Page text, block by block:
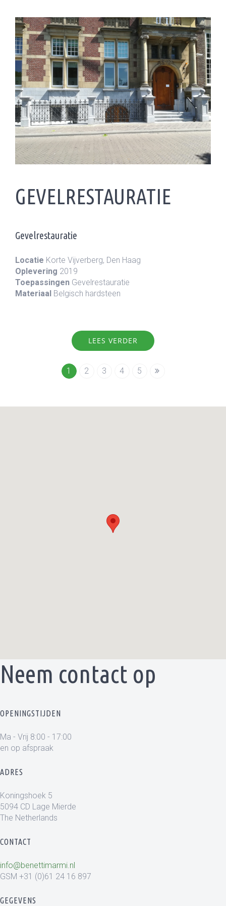
GEVELRESTAURATIE
Gevelrestauratie
Locatie Korte Vijverberg, Den Haag
Oplevering 2019
Toepassingen Gevelrestauratie
Materiaal Belgisch hardsteen
LEES VERDER
1 2 3 4 5
Neem contact op
OPENINGSTIJDEN
Ma - Vrij 8:00 - 17:00
en op afspraak
ADRES
Koningshoek 5
5094 CD Lage Mierde
The Netherlands
CONTACT
info@benettimarmi.nl
GSM +31 (0)61 24 16 897
GEGEVENS